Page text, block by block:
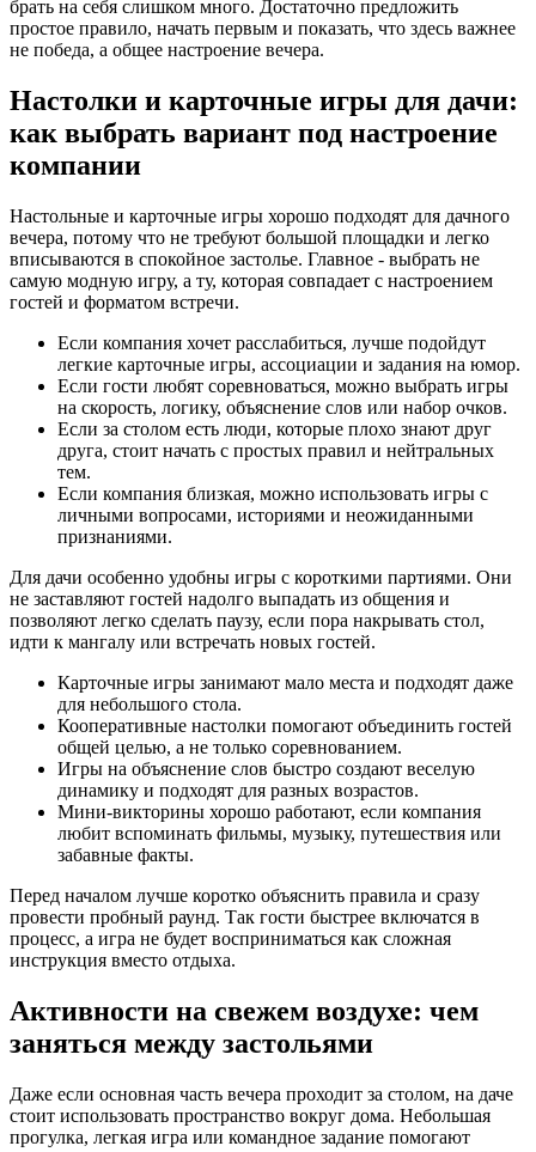
брать на себя слишком много. Достаточно предложить
простое правило, начать первым и показать, что здесь важнее
не победа, а общее настроение вечера.
Настолки и карточные игры для дачи:
как выбрать вариант под настроение
компании
Настольные и карточные игры хорошо подходят для дачного
вечера, потому что не требуют большой площадки и легко
вписываются в спокойное застолье. Главное - выбрать не
самую модную игру, а ту, которая совпадает с настроением
гостей и форматом встречи.
Если компания хочет расслабиться, лучше подойдут
легкие карточные игры, ассоциации и задания на юмор.
Если гости любят соревноваться, можно выбрать игры
на скорость, логику, объяснение слов или набор очков.
Если за столом есть люди, которые плохо знают друг
друга, стоит начать с простых правил и нейтральных
тем.
Если компания близкая, можно использовать игры с
личными вопросами, историями и неожиданными
признаниями.
Для дачи особенно удобны игры с короткими партиями. Они
не заставляют гостей надолго выпадать из общения и
позволяют легко сделать паузу, если пора накрывать стол,
идти к мангалу или встречать новых гостей.
Карточные игры занимают мало места и подходят даже
для небольшого стола.
Кооперативные настолки помогают объединить гостей
общей целью, а не только соревнованием.
Игры на объяснение слов быстро создают веселую
динамику и подходят для разных возрастов.
Мини-викторины хорошо работают, если компания
любит вспоминать фильмы, музыку, путешествия или
забавные факты.
Перед началом лучше коротко объяснить правила и сразу
провести пробный раунд. Так гости быстрее включатся в
процесс, а игра не будет восприниматься как сложная
инструкция вместо отдыха.
Активности на свежем воздухе: чем
заняться между застольями
Даже если основная часть вечера проходит за столом, на даче
стоит использовать пространство вокруг дома. Небольшая
прогулка, легкая игра или командное задание помогают